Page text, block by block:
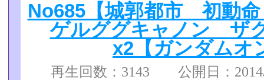
No685【城郭都市 初動
ゲルググキャノン ザ
x2【ガンダムオ
再生回数：3143 公開日：